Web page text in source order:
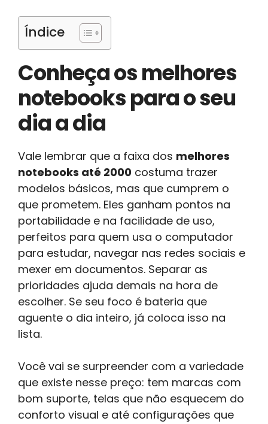
Índice
Conheça os melhores
notebooks para o seu
dia a dia
Vale lembrar que a faixa dos melhores
notebooks até 2000 costuma trazer
modelos básicos, mas que cumprem o
que prometem. Eles ganham pontos na
portabilidade e na facilidade de uso,
perfeitos para quem usa o computador
para estudar, navegar nas redes sociais e
mexer em documentos. Separar as
prioridades ajuda demais na hora de
escolher. Se seu foco é bateria que
aguente o dia inteiro, já coloca isso na
lista.
Você vai se surpreender com a variedade
que existe nesse preço: tem marcas com
bom suporte, telas que não esquecem do
conforto visual e até configurações que